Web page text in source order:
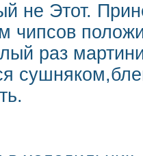
не Этот.
чипсов
раз